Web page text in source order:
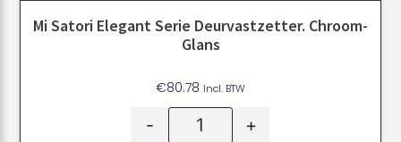
Mi Satori Elegant Serie Deurvastzetter. Chroom-
Glans
€80.78 Incl. BTW
- +